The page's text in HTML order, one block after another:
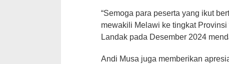
“Semoga para peserta yang ikut
mewakili Melawi ke tingkat
Landak pada Desember 2024
Andi Musa juga memberikan